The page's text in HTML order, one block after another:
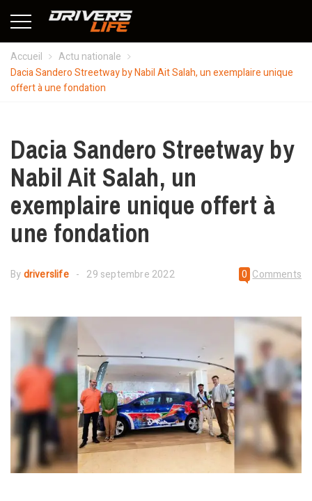
Accueil
Actu nationale
Dacia Sandero Streetway by Nabil Ait Salah, un exemplaire unique
offert à une fondation
Dacia Sandero Streetway by
Nabil Ait Salah, un
exemplaire unique offert à
une fondation
Bydriverslife 29 septembre 2022 0 Comments